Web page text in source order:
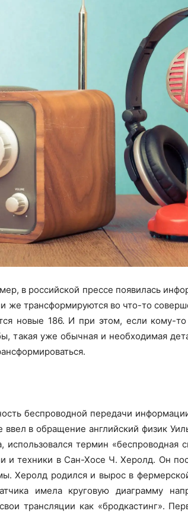
в российской прессе появилась
же трансформируются во что-то
новые 186. И при этом, если кому-
такая уже обычная и необходимая
беспроводной передачи
в обращение английский физик
термин «беспроводная
и техники в Сан-Хосе Ч. Херолд. Он
Херолд родился и вырос в
имела круговую диаграмму
трансляции как «бродкастинг».